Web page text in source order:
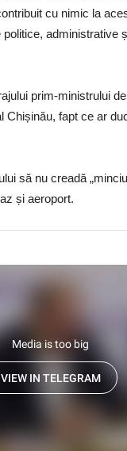
cu nimic la
administrative
prim-ministrului de
fapt ce ar
să nu creadă
și aeroport.